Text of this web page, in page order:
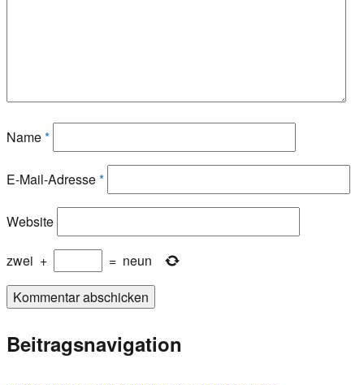
Name*
E-Mail-Adresse*
Website
zwei + = neun
Beitragsnavigation